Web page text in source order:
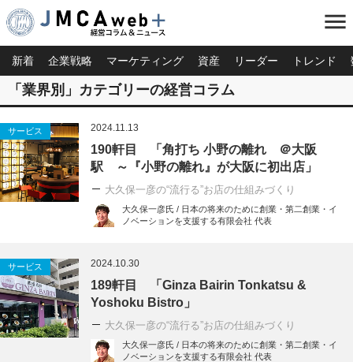
menu
新着 企業戦略 マーケティング 資産 リーダー トレンド
「業界別」カテゴリーの経営コラム
サービス 2024.11.13
190軒目 「角打ち 小野の離れ ＠大阪
駅 ～『小野の離れ』が大阪に初出店」
大久保一彦の“流行る”お店の仕組みづくり
大久保一彦氏 / 日本の将来のために創業・第二創業・イ
ノベーションを支援する有限会社 代表
サービス 2024.10.30
189軒目 「Ginza Bairin Tonkatsu &
Yoshoku Bistro」
大久保一彦の“流行る”お店の仕組みづくり
大久保一彦氏 / 日本の将来のために創業・第二創業・イ
ノベーションを支援する有限会社 代表